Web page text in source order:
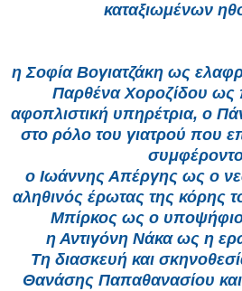
καταξιωμένων
η Σοφία Βογιατζάκη ως
Παρθένα Χοροζίδου ως
αφοπλιστική υπηρέτρια, ο
στο ρόλο του γιατρού που
ο Ιωάννης Απέργης ως ο
αληθινός έρωτας της κόρης
Μπίρκος ως ο
η Αντιγόνη Νάκα ως η
Τη διασκευή και
Θανάσης Παπαθανασίου